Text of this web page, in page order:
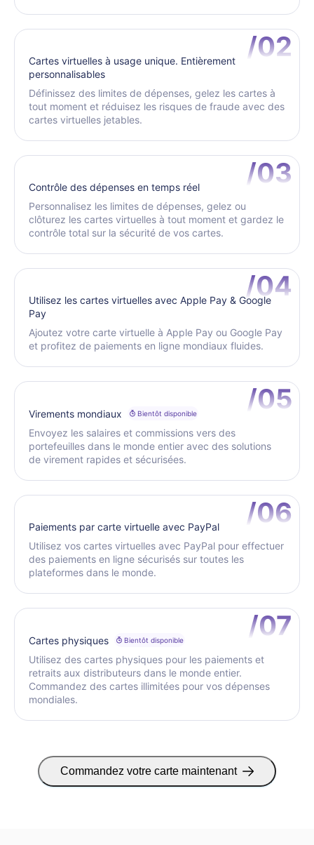
/02
Cartes virtuelles à usage unique. Entièrement
personnalisables
Définissez des limites de dépenses, gelez les cartes à
tout moment et réduisez les risques de fraude avec des
cartes virtuelles jetables.
/03
Contrôle des dépenses en temps réel
Personnalisez les limites de dépenses, gelez ou
clôturez les cartes virtuelles à tout moment et gardez le
contrôle total sur la sécurité de vos cartes.
/04
Utilisez les cartes virtuelles avec Apple Pay & Google
Pay
Ajoutez votre carte virtuelle à Apple Pay ou Google Pay
et profitez de paiements en ligne mondiaux fluides.
/05
Virements mondiaux Bientôt disponible
Envoyez les salaires et commissions vers des
portefeuilles dans le monde entier avec des solutions
de virement rapides et sécurisées.
/06
Paiements par carte virtuelle avec PayPal
Utilisez vos cartes virtuelles avec PayPal pour effectuer
des paiements en ligne sécurisés sur toutes les
plateformes dans le monde.
/07
Cartes physiques Bientôt disponible
Utilisez des cartes physiques pour les paiements et
retraits aux distributeurs dans le monde entier.
Commandez des cartes illimitées pour vos dépenses
mondiales.
Commandez votre carte maintenant